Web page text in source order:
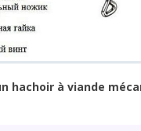
hachoir à viande